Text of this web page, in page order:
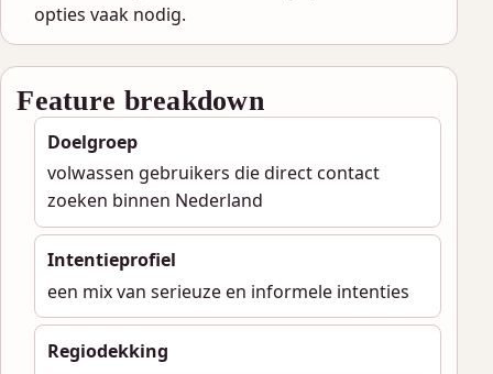
opties vaak nodig.
Feature breakdown
Doelgroep
volwassen gebruikers die direct contact
zoeken binnen Nederland
Intentieprofiel
een mix van serieuze en informele intenties
Regiodekking